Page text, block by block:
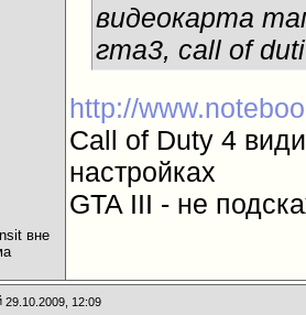
видеокарта
гта3, call of duti
http://
Call of Duty 4
настройках
GTA III - не
29.10.2009, 12:09